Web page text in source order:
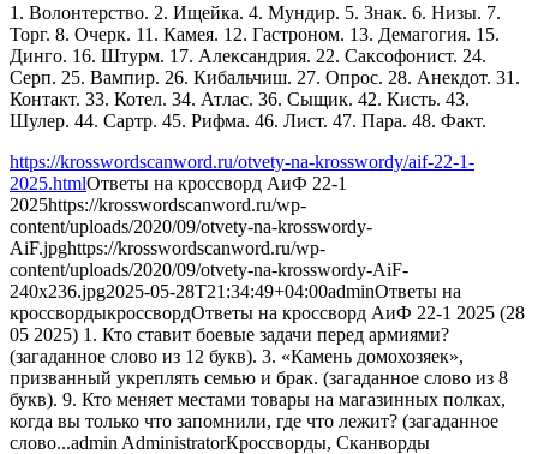
1. Волонтерство. 2. Ищейка. 4. Мундир. 5. Знак. 6. Низы. 7.
Торг. 8. Очерк. 11. Камея. 12. Гастроном. 13. Демагогия. 15.
Динго. 16. Штурм. 17. Александрия. 22. Саксофонист. 24.
Серп. 25. Вампир. 26. Кибальчиш. 27. Опрос. 28. Анекдот. 31.
Контакт. 33. Котел. 34. Атлас. 36. Сыщик. 42. Кисть. 43.
Шулер. 44. Сартр. 45. Рифма. 46. Лист. 47. Пара. 48. Факт.
https://krosswordscanword.ru/otvety-na-krosswordy/aif-22-1-
2025.htmlОтветы на кроссворд АиФ 22-1
2025https://krosswordscanword.ru/wp-
content/uploads/2020/09/otvety-na-krosswordy-
AiF.jpghttps://krosswordscanword.ru/wp-
content/uploads/2020/09/otvety-na-krosswordy-AiF-
240x236.jpg2025-05-28T21:34:49+04:00adminОтветы на
кроссвордыкроссвордОтветы на кроссворд АиФ 22-1 2025 (28
05 2025) 1. Кто ставит боевые задачи перед армиями?
(загаданное слово из 12 букв). 3. «Камень домохозяек»,
призванный укреплять семью и брак. (загаданное слово из 8
букв). 9. Кто меняет местами товары на магазинных полках,
когда вы только что запомнили, где что лежит? (загаданное
слово...admin AdministratorКроссворды, Сканворды